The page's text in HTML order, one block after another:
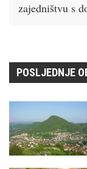
zajedništvu s
POSLJEDNJE